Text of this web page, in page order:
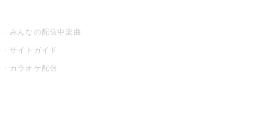
みんなの配信中楽曲
サイトガイド
カラオケ配信